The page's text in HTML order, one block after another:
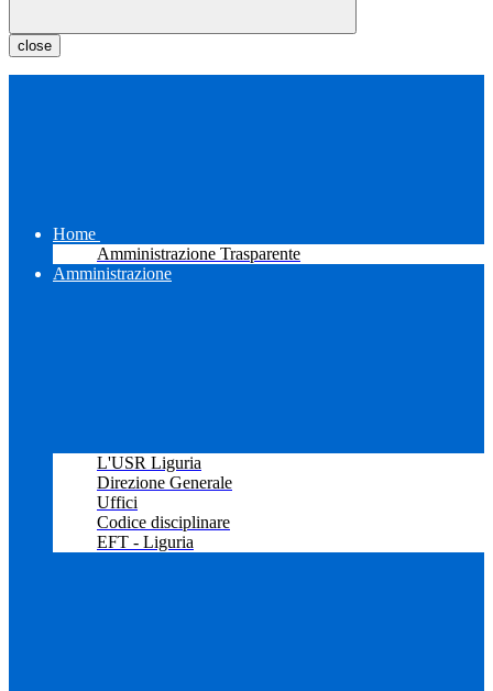
close
Home
Amministrazione Trasparente
Amministrazione
L'USR Liguria
Direzione Generale
Uffici
Codice disciplinare
EFT - Liguria